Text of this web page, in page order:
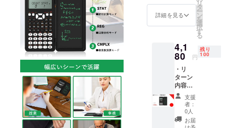
致します！
5,480円
※リター
ンはす
べて
料込み
の金額
になり
ます。
※ご注文
状況、
使用部
材の供
給状
況、製
詳細を見る
リ
タ
ー
ン
を
選
択
す
る
4,1
80 円
残り
100
・リ
ターン
内容：
DIYス
マート
関数電
卓x 1
セット
支援
者：
0人
お届